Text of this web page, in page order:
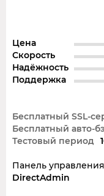
Цена
Скорость
Надёжность
Поддержка
Бесплатный SSL-
Бесплатный авто-
Тестовый период
Панель
DirectAdmin